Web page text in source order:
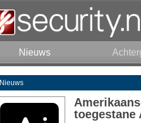
Nieuws
Nieuws
toegestane